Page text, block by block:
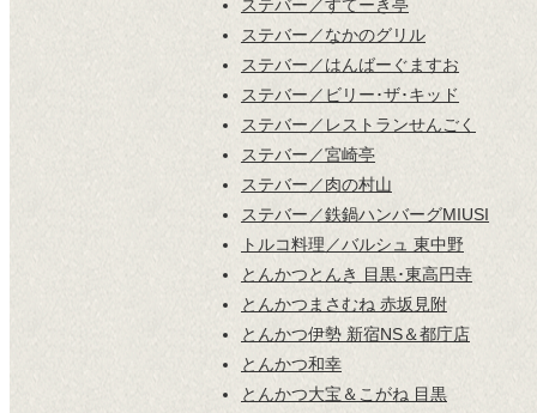
ステバー／すてーき亭
ステバー／なかのグリル
ステバー／はんばーぐますお
ステバー／ビリー･ザ･キッド
ステバー／レストランせんごく
ステバー／宮崎亭
ステバー／肉の村山
ステバー／鉄鍋ハンバーグMIUSI
トルコ料理／バルシュ 東中野
とんかつとんき 目黒･東高円寺
とんかつまさむね 赤坂見附
とんかつ伊勢 新宿NS＆都庁店
とんかつ和幸
とんかつ大宝＆こがね 目黒